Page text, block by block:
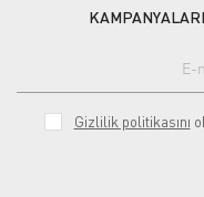
Gizlilik politikasını